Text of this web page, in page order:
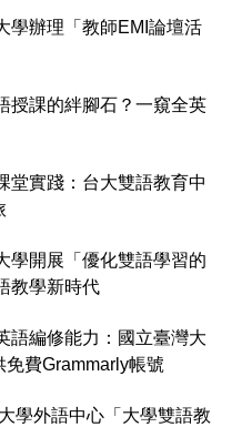
學辦理「教師EMI論壇活
授課的絆腳石？一窺全英
堂實踐：台大雙語教育中
學開展「優化雙語學習的
教學新時代
語編修能力：國立臺灣大
費Grammarly帳號
學外語中心「大學雙語教